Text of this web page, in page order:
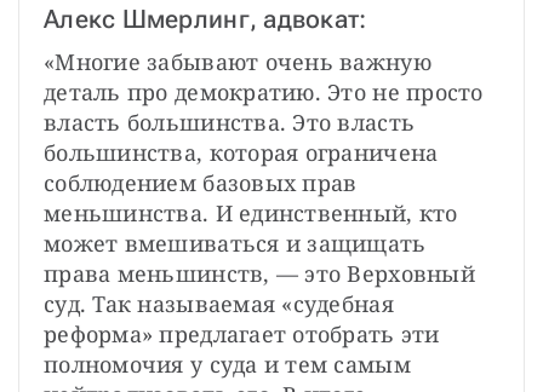
Алекс Шмерлинг, адвокат:
«Многие забывают очень важную
деталь про демократию. Это не просто
власть большинства. Это власть
большинства, которая ограничена
соблюдением базовых прав
меньшинства. И единственный, кто
может вмешиваться и защищать
права меньшинств, — это Верховный
суд. Так называемая «судебная
реформа» предлагает отобрать эти
полномочия у суда и тем самым